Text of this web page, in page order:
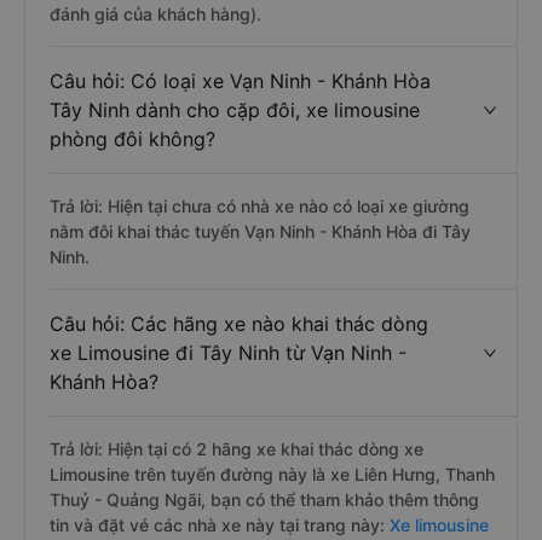
đánh giá của khách hàng).
Câu hỏi: Có loại xe Vạn Ninh - Khánh Hòa
Tây Ninh dành cho cặp đôi, xe limousine
phòng đôi không?
Trả lời: Hiện tại chưa có nhà xe nào có loại xe giường
nằm đôi khai thác tuyến Vạn Ninh - Khánh Hòa đi Tây
Ninh.
Câu hỏi: Các hãng xe nào khai thác dòng
xe Limousine đi Tây Ninh từ Vạn Ninh -
Khánh Hòa?
Trả lời: Hiện tại có 2 hãng xe khai thác dòng xe
Limousine trên tuyến đường này là xe Liên Hưng, Thanh
Thuỷ - Quảng Ngãi, bạn có thể tham khảo thêm thông
tin và đặt vé các nhà xe này tại trang này: Xe limousine